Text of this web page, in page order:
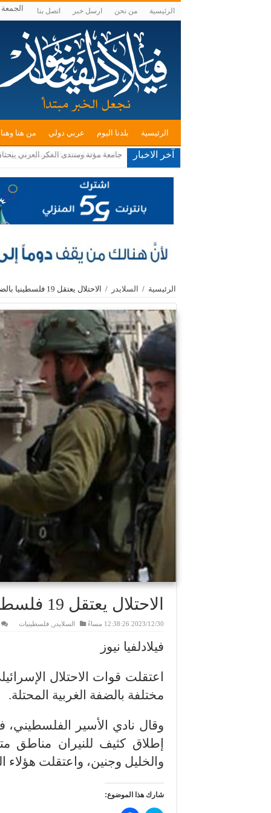
الرئيسية من نحن ارسل خبر اتصل بنا الجمعة ,
الرئيسية بلدنا اليوم عربي دولي من هنا
آخر الاخبار صادرات صناعة عمان تكسر حاجز الــ 4 مليارات دينار في 7 أشهر بالعام الحالي
الرئيسية / السلايدر / الاحتلال يعتقل 19 فلسطينيا بالضفة الغربية
الاحتلال يعتقل 19 فلسطينيا بالضفة الغربية
2023/12/30 12:38:26 مساءً السلايدر ,فلسطينيات
فيلادلفيا نيوز
مختلفة بالضفة الغربية المحتلة.
وقال نادي الأسير
إطلاق كثيف للنيران مناطق
والخليل وجنين، واعتقلت هؤلاء
شارك هذا الموضوع: